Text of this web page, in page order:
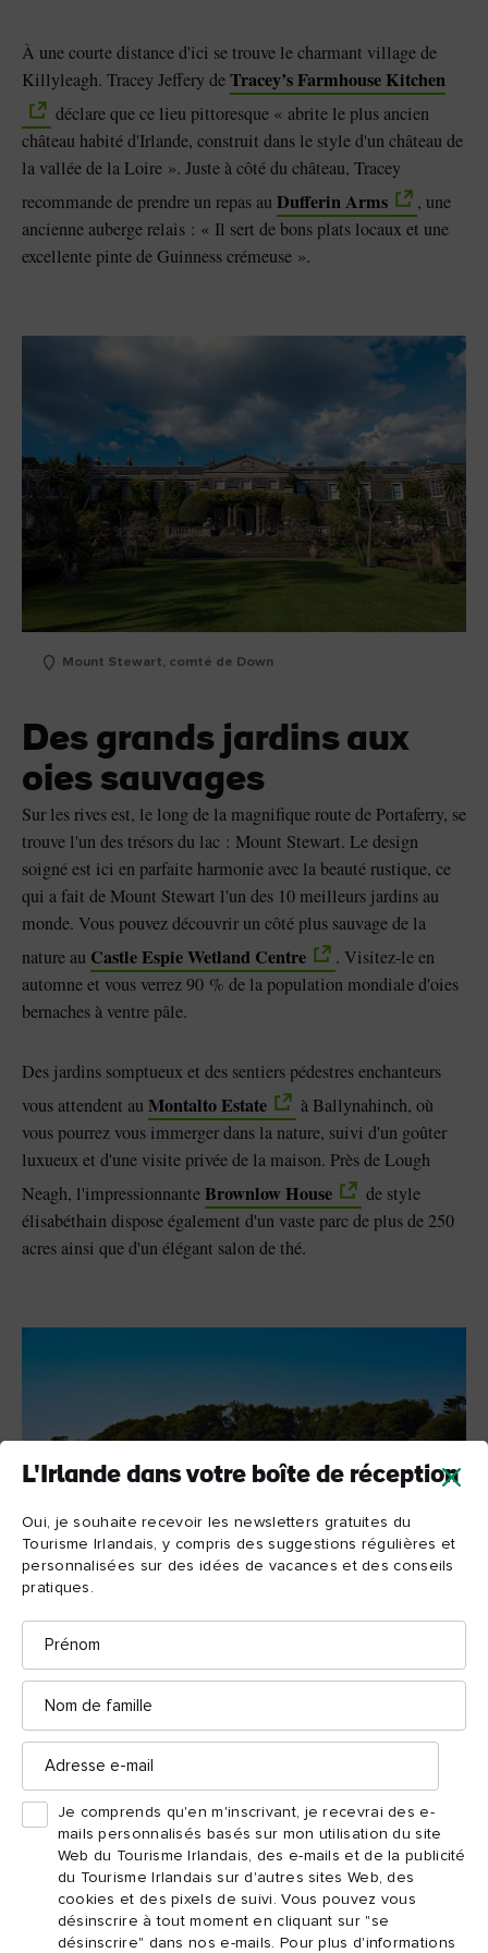
L'Irlande dans votre boîte de réception
Oui, je souhaite recevoir les newsletters gratuites du
Tourisme Irlandais, y compris des suggestions régulières et
personnalisées sur des idées de vacances et des conseils
pratiques.
Prénom
Nom
Adresse
Je comprends qu'en m'inscrivant, je recevrai des e-
mails personnalisés basés sur mon utilisation du site
Web du Tourisme Irlandais, des e-mails et de la publicité
du Tourisme Irlandais sur d'autres sites Web, des
cookies et des pixels de suivi. Vous pouvez vous
désinscrire à tout moment en cliquant sur "se
désinscrire" dans nos e-mails. Pour plus d'informations
À une courte distance d'ici se trouve le charmant village de
Killyleagh. Tracey Jeffery deTracey’s Farmhouse Kitchen
déclare que ce lieu pittoresque « abrite le plus ancien
château habité d'Irlande, construit dans le style d'un château de
la vallée de la Loire ». Juste à côté du château, Tracey
recommande de prendre un repas au Dufferin Arms
, une
ancienne auberge relais : « Il sert de bons plats locaux et une
excellente pinte de Guinness crémeuse ».
Mount Stewart, comté de Down
Des grands jardins aux
oies sauvages
Sur les rives est, le long de la magnifique route de Portaferry, se
trouve l'un des trésors du lac : Mount Stewart. Le design
soigné est ici en parfaite harmonie avec la beauté rustique, ce
qui a fait de Mount Stewart l'un des 10 meilleurs jardins au
monde. Vous pouvez découvrir un côté plus sauvage de la
nature au Castle Espie Wetland Centre
. Visitez-le en
automne et vous verrez 90 % de la population mondiale d'oies
bernaches à ventre pâle.
Des jardins somptueux et des sentiers pédestres enchanteurs
vous attendent au Montalto Estate
à Ballynahinch, où
vous pourrez vous immerger dans la nature, suivi d'un goûter
luxueux et d'une visite privée de la maison. Près de Lough
Neagh, l'impressionnanteBrownlow House
de style
élisabéthain dispose également d'un vaste parc de plus de 250
acres ainsi que d'un élégant salon de thé.
Strangford Harbour, comté de Down
Un avant-goût de
Strangford
Installée confortablement sur certains des terrains arables les
plus fertiles d'Irlande, il est naturel que Strangford se distingue
en matière de gastronomie, avec de superbes endroits où
manger, notamment l'Old Post Office
du XIXe siècle à
Lisbane,The Artisan Cookhouse à Strangford, et